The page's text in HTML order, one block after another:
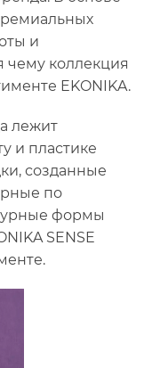
и
чему коллекция
EKONIKA.
лежит
и пластике
созданные
по
формы
SENSE